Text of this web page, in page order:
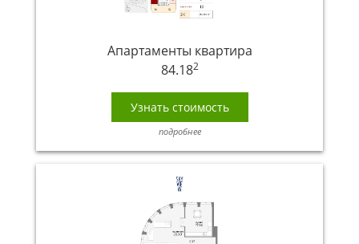
Апартаменты квартира
84.182
Узнать стоимость
подробнее